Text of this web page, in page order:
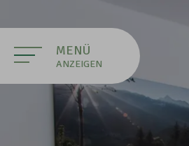
MENÜ
ANZEIGEN